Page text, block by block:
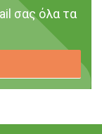
σας όλα τα